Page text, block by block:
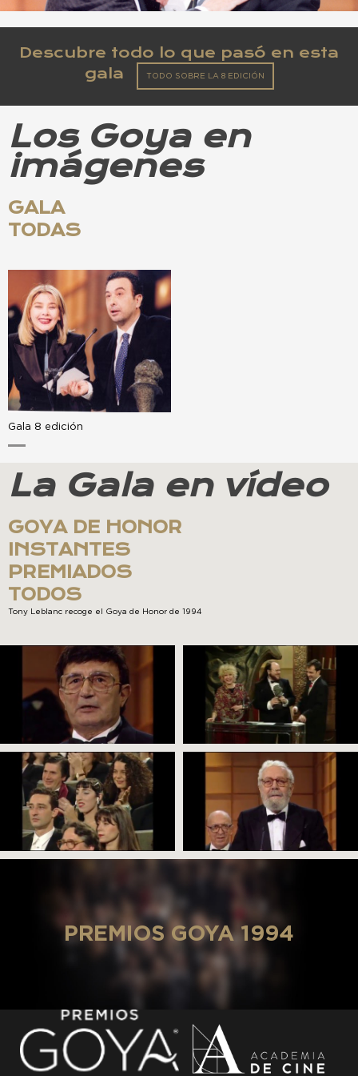
Descubre todo lo que pasó en esta
gala
TODO SOBRE LA 8 EDICIÓN
Los Goya en
imágenes
GALA
TODAS
Gala 8 edición
La Gala en vídeo
GOYA DE HONOR
INSTANTES
PREMIADOS
TODOS
Tony Leblanc recoge el Goya de Honor de 1994
PREMIOS GOYA 1994